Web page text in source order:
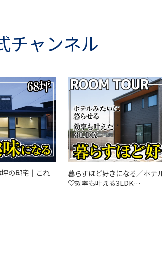
チャンネル
坪の邸宅｜これ
暮らすほど好きになる／ホテ
♡効率も叶える3LDK…